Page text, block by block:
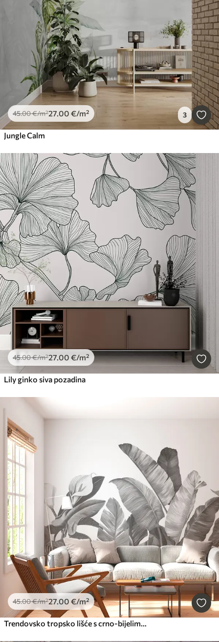
45.00€/m²27.00 €/m² 3
Jungle Calm
45.00€/m²27.00 €/m²
Lily ginko siva pozadina
45.00€/m²27.00 €/m²
Trendovsko tropsko lišće s crno-bijelim cvjetovima